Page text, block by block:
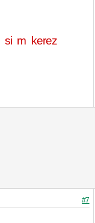
si m kerez
#7